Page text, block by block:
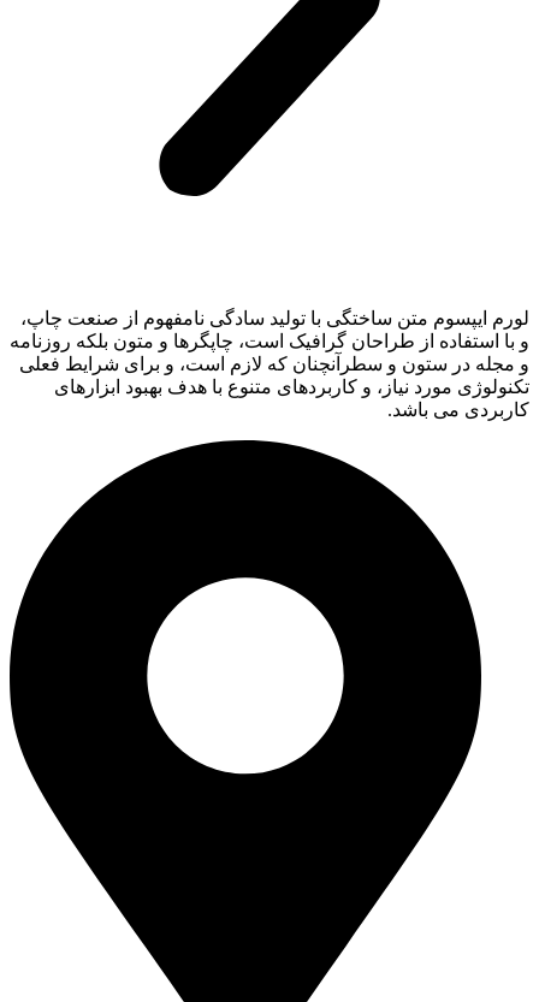
لورم ایپسوم متن ساختگی با تولید سادگی نامفهوم از صنعت چاپ،
و با استفاده از طراحان گرافیک است، چاپگرها و متون بلکه روزنامه
و مجله در ستون و سطرآنچنان که لازم است، و برای شرایط فعلی
تکنولوژی مورد نیاز، و کاربردهای متنوع با هدف بهبود ابزارهای
کاربردی می باشد.